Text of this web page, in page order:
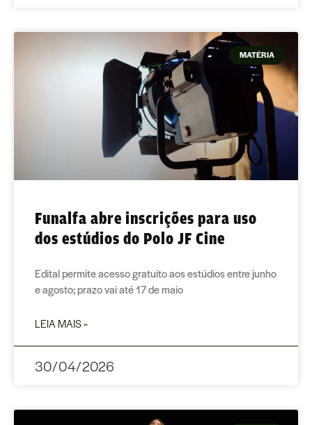
MATÉRIA
Funalfa abre inscrições para uso
dos estúdios do Polo JF Cine
Edital permite acesso gratuito aos estúdios entre junho
e agosto; prazo vai até 17 de maio
LEIA MAIS »
30/04/2026